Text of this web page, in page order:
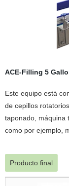
ACE-Filling 5
Este equipo está
de cepillos
taponado, máquina
como por ejemplo,
Producto final